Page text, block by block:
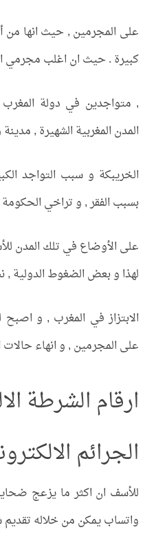
على المجرمين , حيث انها من
كبيرة . حيث ان اغلب مجرمي
, متواجدين في دولة
المدن المغربية الشهيرة ,
الخريبكة و سبب التواجد
بسبب الفقر , و تراخي
على الأوضاع في تلك المدن
لهذا و بعض الضغوط الدولية
الابتزاز في المغرب , و
على المجرمين , و انهاء حالات
ارقام الشرطة
الجرائم
للأسف ان اكثر ما يزعج
واتساب يمكن من خلاله تقديم